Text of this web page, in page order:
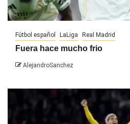
Fútbol español LaLiga Real Madrid
Fuera hace mucho frio
AlejandroSanchez